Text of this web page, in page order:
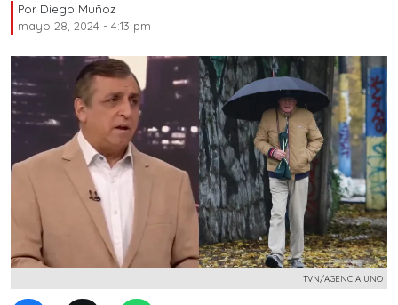
Por Diego Muñoz
mayo 28, 2024 - 4:13 pm
TVN/AGENCIA UNO